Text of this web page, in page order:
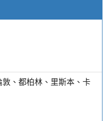
、都柏林、里斯本、卡